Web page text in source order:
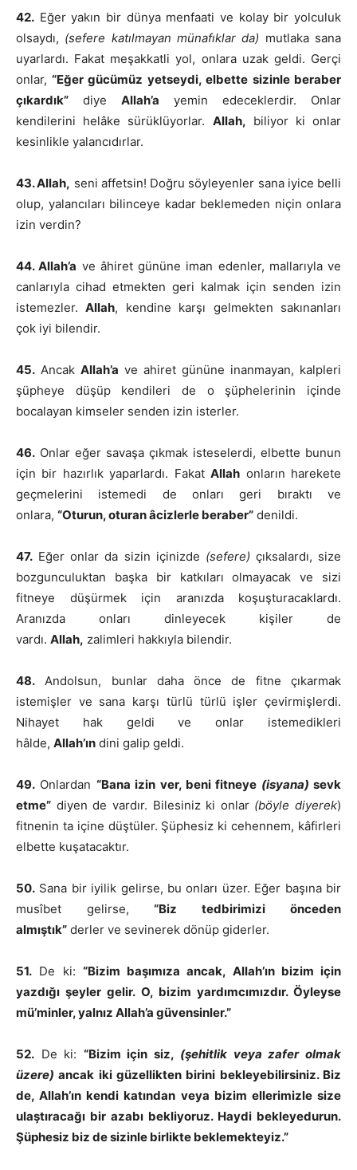
42. Eğer yakın bir dünya menfaati ve kolay bir yolculuk
olsaydı, (sefere katılmayan münafıklar da) mutlaka sana
uyarlardı. Fakat meşakkatli yol, onlara uzak geldi. Gerçi
onlar, “Eğer gücümüz yetseydi, elbette sizinle beraber
çıkardık” diye Allah’a yemin edeceklerdir. Onlar
kendilerini helâke sürüklüyorlar. Allah, biliyor ki onlar
kesinlikle yalancıdırlar.
43. Allah, seni affetsin! Doğru söyleyenler sana iyice belli
olup, yalancıları bilinceye kadar beklemeden niçin onlara
izin verdin?
44. Allah’a ve âhiret gününe iman edenler, mallarıyla ve
canlarıyla cihad etmekten geri kalmak için senden izin
istemezler.Allah, kendine karşı gelmekten sakınanları
çok iyi bilendir.
45. Ancak Allah’a ve ahiret gününe inanmayan, kalpleri
şüpheye düşüp kendileri de o şüphelerinin içinde
bocalayan kimseler senden izin isterler.
46. Onlar eğer savaşa çıkmak isteselerdi, elbette bunun
için bir hazırlık yaparlardı. FakatAllah onların harekete
geçmelerini istemedi de onları geri bıraktı ve
onlara, “Oturun, oturan âcizlerle beraber” denildi.
47. Eğer onlar da sizin içinizde (sefere) çıksalardı, size
bozgunculuktan başka bir katkıları olmayacak ve sizi
fitneye düşürmek için aranızda koşuşturacaklardı.
Aranızda onları dinleyecek kişiler de
vardı. Allah, zalimleri hakkıyla bilendir.
48. Andolsun, bunlar daha önce de fitne çıkarmak
istemişler ve sana karşı türlü türlü işler çevirmişlerdi.
Nihayet hak geldi ve onlar istemedikleri
hâlde, Allah’ın dini galip geldi.
49. Onlardan “Bana izin ver, beni fitneye (isyana) sevk
etme” diyen de vardır. Bilesiniz ki onlar(böyle diyerek)
fitnenin ta içine düştüler. Şüphesiz ki cehennem, kâfirleri
elbette kuşatacaktır.
50. Sana bir iyilik gelirse, bu onları üzer. Eğer başına bir
musîbet gelirse, “Biz tedbirimizi önceden
almıştık” derler ve sevinerek dönüp giderler.
51. De ki: “Bizim başımıza ancak, Allah’ın bizim için
yazdığı şeyler gelir. O, bizim yardımcımızdır. Öyleyse
mü’minler, yalnız Allah’a güvensinler.”
52. De ki: “Bizim için siz, (şehitlik veya zafer olmak
üzere) ancak iki güzellikten birini bekleyebilirsiniz. Biz
de, Allah’ın kendi katından veya bizim ellerimizle size
ulaştıracağı bir azabı bekliyoruz. Haydi bekleyedurun.
Şüphesiz biz de sizinle birlikte beklemekteyiz.”